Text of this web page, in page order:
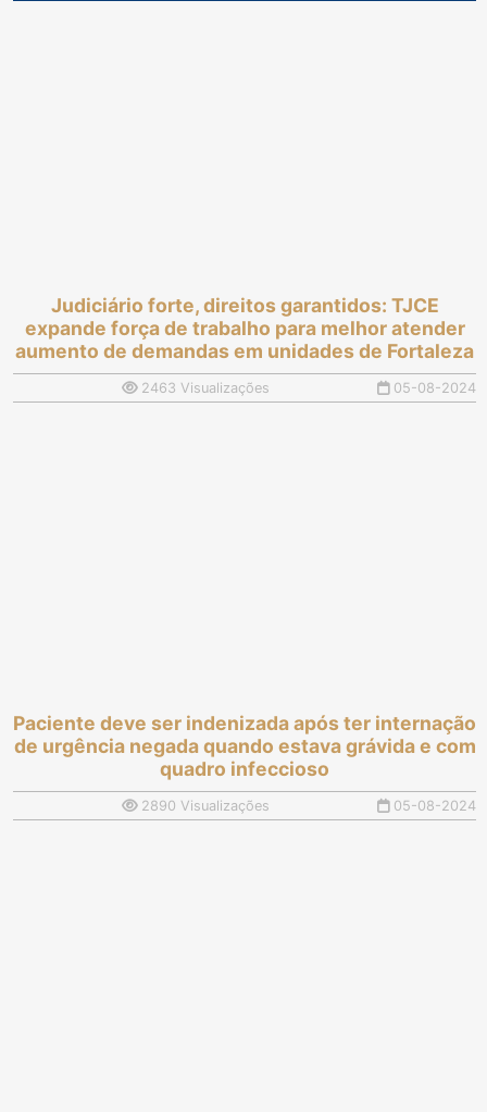
Judiciário forte, direitos garantidos: TJCE
expande força de trabalho para melhor atender
aumento de demandas em unidades de Fortaleza
2463 Visualizações 05-08-2024
Paciente deve ser indenizada após ter internação
de urgência negada quando estava grávida e com
quadro infeccioso
2890 Visualizações 05-08-2024